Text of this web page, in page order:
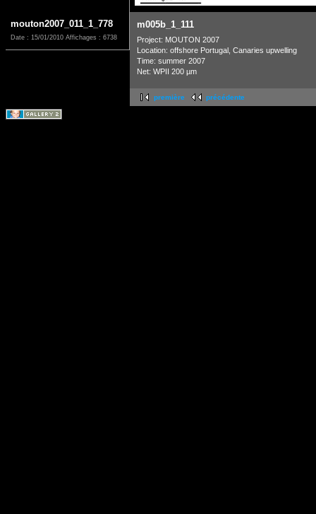
mouton2007_011_1_778
Date : 15/01/2010 Affichages : 6738
m005b_1_111
Project: MOUTON 2007
Location: offshore Portugal, Canaries upwelling
Time: summer 2007
Net: WPII 200 µm
première précédente